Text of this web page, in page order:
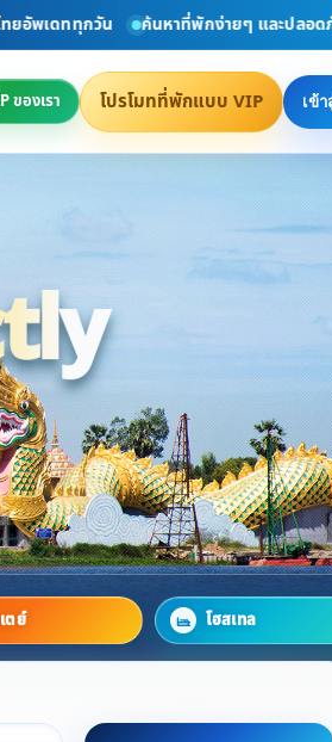
ดททุกวัน ค้นหาที่พักง่ายๆ และปลอดภัย
ของเรา โปรโมทที่พักแบบ VIP เข้
ตย์ โฮสเทล